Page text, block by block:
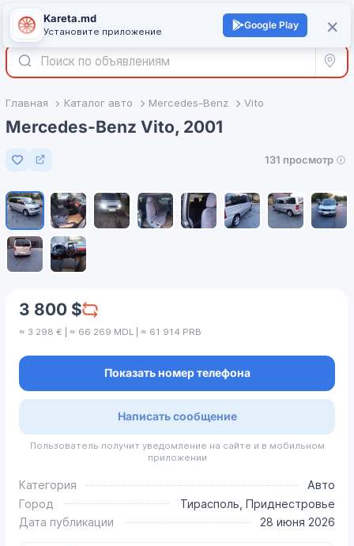
Войти +
Все
Главная Каталог авто Mercedes-Benz Vito
Mercedes-Benz Vito, 2001
Добавить в избранное
131 просмотр
3 800 $
≈ 3 298 € | ≈ 66 269 MDL | ≈ 61 914 PRB
Показать номер телефона
Написать сообщение
Пользователь получит уведомление на сайте и в мобильном
приложении
Категория
Авто
Город
Тирасполь, Приднестровье
Дата публикации
28 июня 2026
×
Kareta.md
Установите приложение
Google Play